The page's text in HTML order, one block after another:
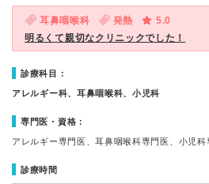
耳鼻咽喉科 発熱
5.0
明るくて親切なクリニックでした！
診療科目：
アレルギー科、耳鼻咽喉科、小児科
専門医・資格：
アレルギー専門医、耳鼻咽喉科専門医、小児科
診療時間